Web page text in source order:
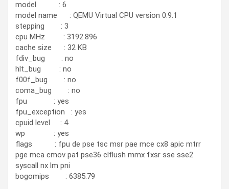
model : 6
model name : QEMU Virtual CPU version 0.9.1
stepping : 3
cpu MHz : 3192.896
cache size : 32 KB
fdiv_bug : no
hlt_bug : no
f00f_bug : no
coma_bug : no
fpu : yes
fpu_exception : yes
cpuid level : 4
wp : yes
flags : fpu de pse tsc msr pae mce cx8 apic mtrr
pge mca cmov pat pse36 clflush mmx fxsr sse sse2
syscall nx lm pni
bogomips : 6385.79